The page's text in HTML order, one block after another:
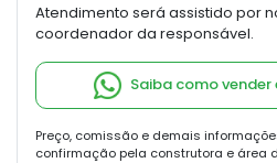
Atendimento será assistido por
coordenador da responsável.
Saiba como
Preço, comissão e demais
confirmação pela construtora e área